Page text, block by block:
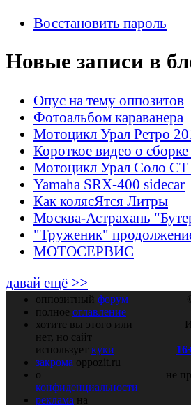
Восстановить пароль
Новые записи в
Опус на тему оппозитов
Фотоальбом караванера
Мотоцикл Урал Ретро
Короткое видео о
Мотоцикл Урал Соло СТ
Yamaha SRX-400 sidecar
Как колясЯтся Литры
Москва-Астрахань
"Труженик"
МОТОСЕРВИС
давай ещё >>
оппозитный форум
полное оглавление
хотите вы этого или
нет, но сайт
использует куки
закрома oppozit.ru
о
конфиденциальности
реклама на
не